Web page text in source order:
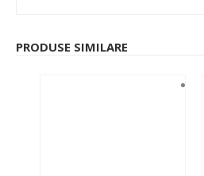
PRODUSE SIMILARE